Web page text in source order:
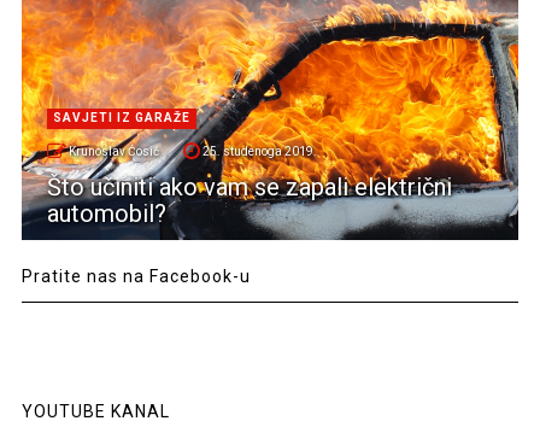
SAVJETI IZ GARAŽE
Krunoslav Ćosić 25. studenoga 2019.
Što učiniti ako vam se zapali električni
automobil?
Pratite nas na Facebook-u
YOUTUBE KANAL